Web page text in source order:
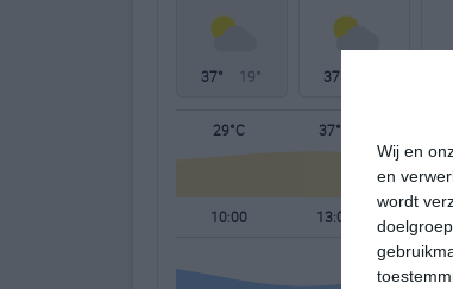
Wij en
en
wordt
37° 19° 37°
29°C 37°C
10:00 13:00